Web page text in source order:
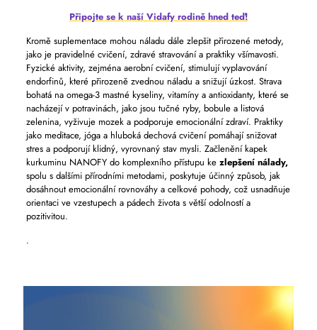
Připojte se k naší Vidafy rodině hned teď!
Kromě suplementace mohou náladu dále zlepšit přirozené metody,
jako je pravidelné cvičení, zdravé stravování a praktiky všímavosti.
Fyzické aktivity, zejména aerobní cvičení, stimulují vyplavování
endorfinů, které přirozeně zvednou náladu a snižují úzkost. Strava
bohatá na omega-3 mastné kyseliny, vitamíny a antioxidanty, které se
nacházejí v potravinách, jako jsou tučné ryby, bobule a listová
zelenina, vyživuje mozek a podporuje emocionální zdraví. Praktiky
jako meditace, jóga a hluboká dechová cvičení pomáhají snižovat
stres a podporují klidný, vyrovnaný stav mysli. Začlenění kapek
kurkuminu NANOFY do komplexního přístupu ke zlepšení nálady,
spolu s dalšími přírodními metodami, poskytuje účinný způsob, jak
dosáhnout emocionální rovnováhy a celkové pohody, což usnadňuje
orientaci ve vzestupech a pádech života s větší odolností a
pozitivitou.
.